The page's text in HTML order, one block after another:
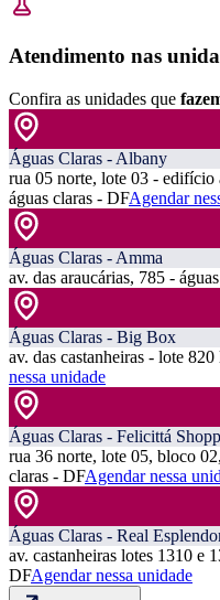
Atendimento nas
Confira as unidades que
Águas Claras - Albany
rua 05 norte, lote 03 -
águas claras - DFAgendar
Águas Claras - Amma
av. das araucárias, 785 -
Águas Claras - Big Box
av. das castanheiras - lote
nessa unidade
Águas Claras - Felicittá
rua 36 norte, lote 05, bloco
claras - DFAgendar nessa
Águas Claras - Real
av. castanheiras lotes 1310 e
DFAgendar nessa unidade